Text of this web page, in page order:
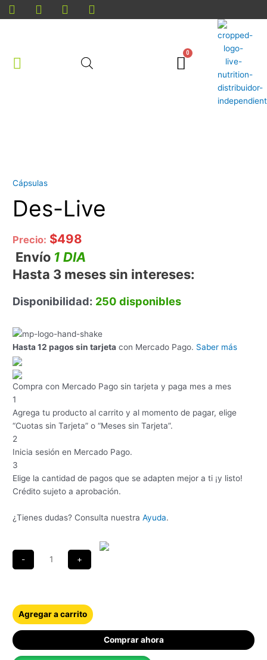
al
Cart
Cápsulas
Des-Live
Precio: $498
Envío 1 DIA
Hasta 3 meses sin intereses:
Disponibilidad: 250 disponibles
Hasta 12 pagos sin tarjeta con Mercado Pago. Saber más
Compra con Mercado Pago sin tarjeta y paga mes a mes
1
Agrega tu producto al carrito y al momento de pagar, elige
“Cuotas sin Tarjeta” o “Meses sin Tarjeta”.
2
Inicia sesión en Mercado Pago.
3
Elige la cantidad de pagos que se adapten mejor a ti ¡y listo!
Crédito sujeto a aprobación.
¿Tienes dudas? Consulta nuestraAyuda.
Agregar a carrito
Comprar ahora